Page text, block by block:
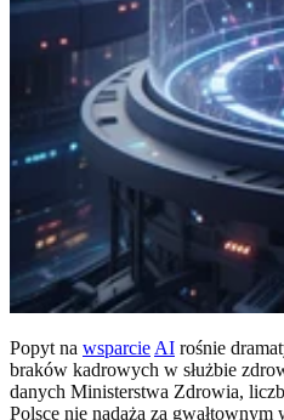
Popyt na wsparcie AI rośnie
braków kadrowych w służbie
danych Ministerstwa Zdrowia,
Polsce nie nadąża za gwałtownym